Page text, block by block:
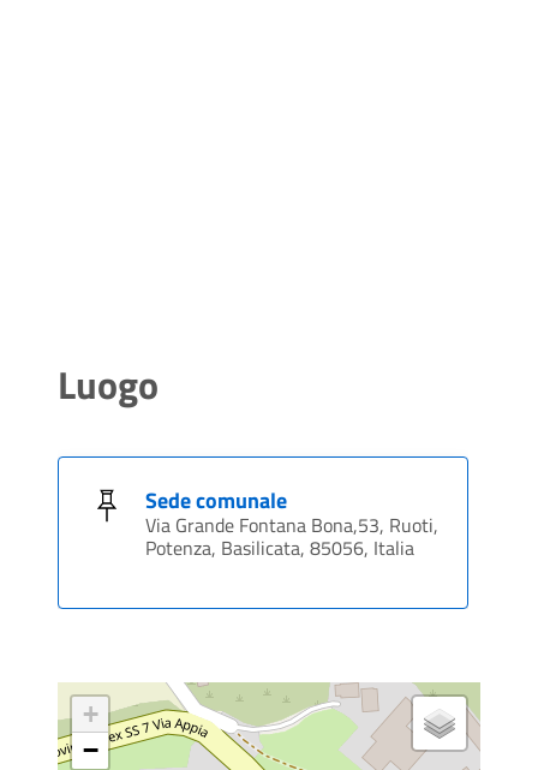
Luogo
Sede comunale
Via Grande Fontana Bona,53, Ruoti,
Potenza, Basilicata, 85056, Italia
+
−